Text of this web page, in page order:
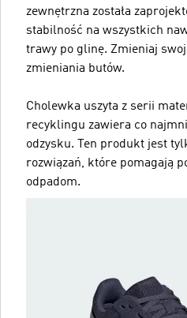
zewnętrzna została
stabilność na wszystkich
trawy po glinę. Zmieniaj
zmieniania butów.
Cholewka uszyta z serii
recyklingu zawiera co
odzysku. Ten produkt jest
rozwiązań, które pomagają
odpadom.